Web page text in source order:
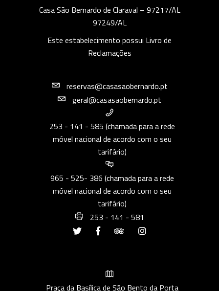
Casa São Bernardo de Claraval – 97217/AL
97249/AL
Este estabelecimento possui Livro de
Reclamações
reservas@casasaobernardo.pt
geral@casasaobernardo.pt
253 - 141 - 585 (chamada para a rede
móvel nacional de acordo com o seu
tarifário)
965 - 525- 386 (chamada para a rede
móvel nacional de acordo com o seu
tarifário)
253 - 141 - 581
Praça da Basílica de São Bento da Porta